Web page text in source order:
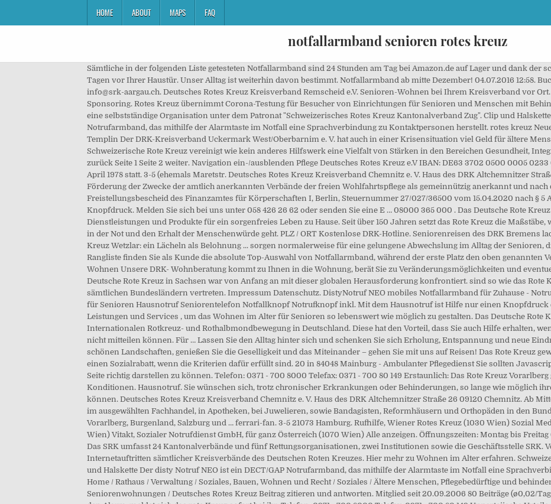
HOME ABOUT MAPS FAQ
notfallarmband senioren rotes kreuz
Sämtliche in der folgenden Liste getesteten Notfallarmband sind 24 Stunden am Tag bei Amazon.de auf Lager und dank der
Tagen vor Ihrer Haustür. Unser Alltag ist weiterhin davon bestimmt. Notfallarmband ab mitte Dezember! 04.07.2016 12:58.
info@srk-aargau.ch. Deutsches Rotes Kreuz Kreisverband Remscheid e.V. Senioren-Wohnen bei Ihrem Kreisverband vor
Sponsoring. Rotes Kreuz übernimmt Corona-Testung für Besucher von Einrichtungen für Senioren und Menschen mit
eine selbstständige Organisation unter dem Patronat "Schweizerisches Rotes Kreuz Kantonalverband Zug". Clip und
Notrufarmband, das mithilfe der Alarmtaste im Notfall eine Sprachverbindung zu Kontaktpersonen herstellt. rotes kreuz
Templin Der DRK-Kreisverband Uckermark West/Oberbarnim e. V. hat auch in einer Krisensituation viel Geld für ältere
Schweizerische Rote Kreuz vereinigt wie kein anderes Hilfswerk eine Vielfalt von Stärken in den Bereichen Gesundheit,
zurück Seite 1 Seite 2 weiter. Navigation ein-/ausblenden Pflege Deutsches Rotes Kreuz e.V IBAN: DE63 3702 0500 0005 0233
April 1978 statt. 3-5 (ehemals Maretstr. Deutsches Rotes Kreuz Kreisverband Chemnitz e. V. Haus des DRK Altchemnitzer
Förderung der Zwecke der amtlich anerkannten Verbände der freien Wohlfahrtspflege als gemeinnützig anerkannt und nach
Freistellungsbescheid des Finanzamtes für Körperschaften I, Berlin, Steuernummer 27/027/36500 vom 15.04.2020 nach § 5
Knopfdruck. Melden Sie sich bei uns unter 058 426 26 62 oder senden Sie eine E … 08000 365 000 . Das Deutsche Rote
Dienstleistungen und Produkte für ein sorgenfreies Leben zu Hause. Seit über 150 Jahren setzt das Rote Kreuz die
in der Not und den Erhalt der Menschenwürde geht. PLZ / ORT Kostenlose DRK-Hotline. Seniorenreisen des DRK Bremens
Kreuz Wetzlar: ein Lächeln als Belohnung ... sorgen normalerweise für eine gelungene Abwechslung im Alltag der
Rangliste finden Sie als Kunde die absolute Top-Auswahl von Notfallarmband, während der erste Platz den oben genannten
Wohnen Unsere DRK- Wohnberatung kommt zu Ihnen in die Wohnung, berät Sie zu Veränderungsmöglichkeiten und
Deutsche Rote Kreuz in Sachsen war von Anfang an mit dieser globalen Herausforderung konfrontiert. sind so wie das Rote
sämtlichen Bundesländern vertreten. Impressum Datenschutz. DistyNotruf NEO mobiles Notfallarmband für Zuhause -
für Senioren Hausnotruf Seniorentelefon Notfallknopf Notrufknopf inkl. Mit dem Hausnotruf ist Hilfe nur einen Knopfdruck
Leistungen und Services , um das Wohnen im Alter für Senioren so lebenswert wie möglich zu gestalten. Das Deutsche Rote
Internationalen Rotkreuz- und Rothalbmondbewegung in Deutschland. Diese hat den Vorteil, dass Sie auch Hilfe erhalten,
nicht mitteilen können. Für … Lassen Sie den Alltag hinter sich und schenken Sie sich Erholung, Entspannung und neue
schönen Landschaften, genießen Sie die Geselligkeit und das Miteinander – gehen Sie mit uns auf Reisen! Das Rote Kreuz
einen Sozialrabatt, wenn die Kriterien dafür erfüllt sind. 20 in 84048 Mainburg - Ambulanter Pflegedienst Sie sollten
Seite richtig darstellen zu können. Telefon: 0371 - 700 8000 Telefax: 0371 - 700 80 149 Erstaunlich: Das Rote Kreuz
Kondi­tionen. Hausnotruf. Sie wünschen sich, trotz chronischer Erkrankungen oder Behinderungen, so lange wie möglich
können. Deutsches Rotes Kreuz Kreisverband Chemnitz e. V. Haus des DRK Altchemnitzer Straße 26 09120 Chemnitz. Ab
im ausgewählten Fachhandel, in Apotheken, bei Juwelieren, sowie Bandagisten, Reformhäusern und Orthopäden in den
Vorarlberg, Burgenland, Salzburg und … ferrari-fan. 3-5 21073 Hamburg. Rufhilfe, Wiener Rotes Kreuz (1030 Wien) Sozial
Wien) Vitakt, Sozialer Notrufdienst GmbH, für ganz Österreich (1070 Wien) Alle anzeigen. Öffnungszeiten: Montag bis Freitag
Das SRK umfasst 24 Kantonalverbände und fünf Rettungsorganisationen, zwei Institutionen sowie die Geschäftsstelle SRK.
Internetauftritten sämtlicher Kreisverbände des Deutschen Roten Kreuzes. Hier mehr zu Wohnen im Alter erfahren.
und Halskette Der disty Notruf NEO ist ein DECT/GAP Notrufarmband, das mithilfe der Alarmtaste im Notfall eine
Home / Rathaus / Verwaltung / Soziales, Bauen, Wohnen und Recht / Soziales / Ältere Menschen, Pflegebedürftige und
Seniorenwohnungen / Deutsches Rotes Kreuz Beitrag zitieren und antworten. Mitglied seit 20.09.2006 80 Beiträge (ø0,02/